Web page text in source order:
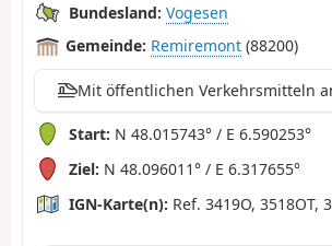
Bundesland: Vogesen
Gemeinde: Remiremont (88200)
Mit öffentlichen Verkehrsmitteln
Start: N 48.015743° / E 6.590253°
Ziel: N 48.096011° / E 6.317655°
IGN-Karte(n): Ref. 3419O, 3518OT,